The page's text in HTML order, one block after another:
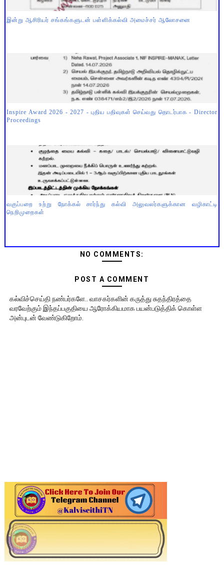
இன்று ஆசிரியர் சங்கங்களுடன் பள்ளிக்கல்வி அமைச்சர் ஆலோசனை
Inspire Award 2026 - 2027 - புதிய பதிவுகள் செய்வது தொடர்பாக - Director
Proceedings
வகுப்பறை உற்று நோக்கல் சார்ந்து கல்வி அலுவலர்களுக்கான வழிகாட்டி
நெறிமுறைகள்
NO COMMENTS:
POST A COMMENT
கல்விச்செய்தி நண்பர்களே.. வாசகர்களின் கருத்து சுதந்திரத்தை
வரவேற்கும் இந்தப்பகுதியை ஆரோக்கியமாக பயன்படுத்திக் கொள்ள
அன்புடன் வேண்டுகிறோம்.